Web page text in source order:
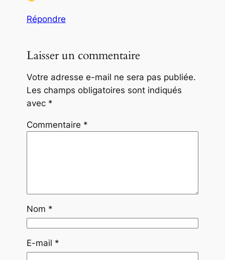
Répondre
Laisser un commentaire
Votre adresse e-mail ne sera pas publiée.
Les champs obligatoires sont indiqués
avec *
Commentaire *
Nom *
E-mail *